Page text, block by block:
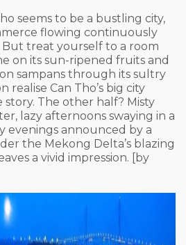
seems to be a bustling city,
flowing continuously
treat yourself to a room
on its sun-ripened fruits and
sampans through its sultry
realise Can Tho’s big city
story. The other half? Misty
lazy afternoons swaying in a
evenings announced by a
the Mekong Delta’s blazing
a vivid impression. [by